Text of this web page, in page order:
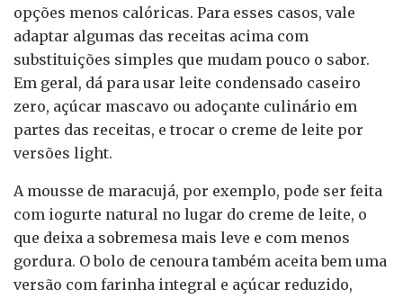
opções menos calóricas. Para esses casos, vale
adaptar algumas das receitas acima com
substituições simples que mudam pouco o sabor.
Em geral, dá para usar leite condensado caseiro
zero, açúcar mascavo ou adoçante culinário em
partes das receitas, e trocar o creme de leite por
versões light.
A mousse de maracujá, por exemplo, pode ser feita
com iogurte natural no lugar do creme de leite, o
que deixa a sobremesa mais leve e com menos
gordura. O bolo de cenoura também aceita bem uma
versão com farinha integral e açúcar reduzido,